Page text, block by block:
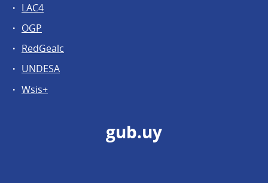
LAC4
OGP
RedGealc
UNDESA
Wsis+
gub.uy